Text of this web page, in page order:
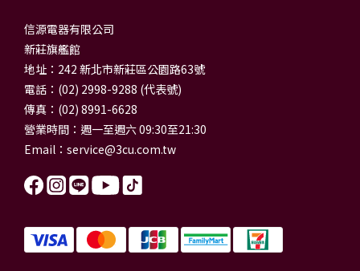
信源電器有限公司
新莊旗艦館
地址：242 新北市新莊區公園路63號
電話：(02) 2998-9288 (代表號)
傳真：(02) 8991-6628
營業時間：週一至週六 09:30至21:30
Email： service@3cu.com.tw